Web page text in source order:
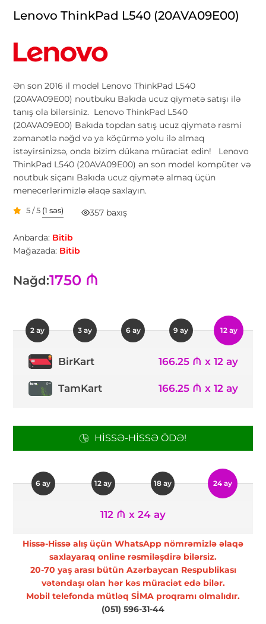
Lenovo ThinkPad L540 (20AVA09E00)
Ən son 2016 il model Lenovo ThinkPad L540
(20AVA09E00) noutbuku Bakıda ucuz qiymətə satışı ilə
tanış ola bilərsiniz. Lenovo ThinkPad L540
(20AVA09E00) Bakıda topdan satış ucuz qiymətə rəsmi
zəmanətlə nəğd və ya köçürmə yolu ilə almaq
istəyirsinizsə, onda bizim dükana müraciət edin! Lenovo
ThinkPad L540 (20AVA09E00) ən son model kompüter və
noutbuk siçanı Bakıda ucuz qiymətə almaq üçün
menecerlərimizlə əlaqə saxlayın.
5 / 5 (1 səs) 357 baxış
Anbarda: Bitib
Mağazada: Bitib
Nağd:1750 ₼
2 ay 3 ay 6 ay 9 ay 12 ay
BirKart 166.25 ₼ x 12 ay
TamKart 166.25 ₼ x 12 ay
HISSƏ-HISSƏ ÖDƏ!
6 ay 12 ay 18 ay 24 ay
112 ₼ x 24 ay
Hissə-Hissə alış üçün WhatsApp nömrəmizlə əlaqə
saxlayaraq online rəsmiləşdirə bilərsiz.
20-70 yaş arası bütün Azərbaycan Respublikası
vətəndaşı olan hər kəs müraciət edə bilər.
Mobil telefonda mütləq SİMA proqramı olmalıdır.
(051) 596-31-44